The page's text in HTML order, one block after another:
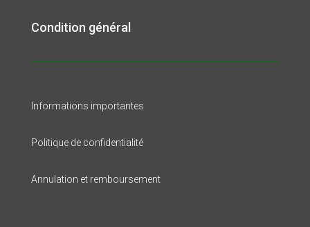
Condition général
Informations importantes
Politique de confidentialité
Annulation et remboursement